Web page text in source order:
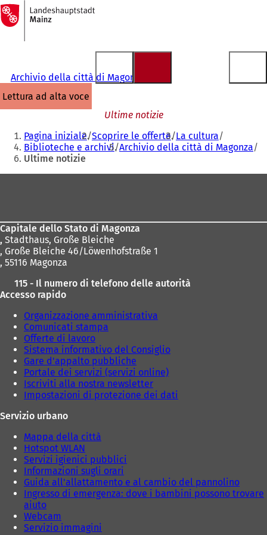
Vai al contenuto
Alla
pagina
iniziale
Archivio della città di Magonza
lettura ad alta voce
Ultime notizie
Siete
qui:
Pagina iniziale Scoprire le offerte La cultura
Biblioteche e archivi Archivio della città di Magonza
Ultime notizie
Capitale dello Stato di Magonza
, Stadthaus, Große Bleiche
, Große Bleiche 46/Löwenhofstraße 1
, 55116 Magonza
115 - Il numero di telefono delle autorità
Accesso rapido
Organizzazione amministrativa
Comunicati stampa
Offerte di lavoro
Sistema informativo del Consiglio
Gare d'appalto pubbliche
Portale dei servizi (servizi online)
Iscriviti alla nostra newsletter
Impostazioni di protezione dei dati
Servizio urbano
Mappa della città
Hotspot WLAN
Servizi igienici pubblici
Informazioni sugli orari
Guida all'allattamento e al cambio del pannolino
Ingresso di emergenza: dove i bambini possono trovare
aiuto
Webcam
Servizio immagini